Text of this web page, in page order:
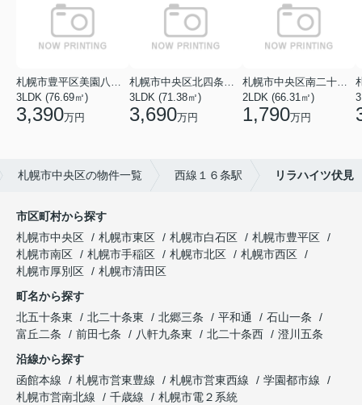
札幌市豊平区美園八条１丁目
3LDK (76.69㎡)
3,390万円
札幌市中央区北四条西１８丁目
3LDK (71.38㎡)
3,690万円
札幌市中央区南二十七条西１１丁目
2LDK (66.31㎡)
1,790万円
札幌市中央区の物件一覧 西線１６条駅 リラハイツ伏見
市区町村から探す
札幌市中央区
札幌市東区 札幌市白石区
札幌市豊平区
札幌市南区
札幌市手稲区 札幌市北区
札幌市西区
札幌市厚別区
札幌市清田区
町名から探す
北五十条東
北二十条東 北郷三条 平和通
石山一条
富丘二条
前田七条 八軒九条東 北二十条西
澄川五条
沿線から探す
函館本線
札幌市営東豊線 札幌市営東西線
学園都市線
札幌市営南北線
千歳線
札幌市電２系統